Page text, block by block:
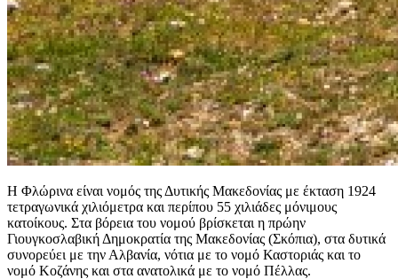
Η Φλώρινα είναι νομός της Δυτικής Μακεδονίας με έκταση 1924
τετραγωνικά χιλιόμετρα και περίπου 55 χιλιάδες μόνιμους
κατοίκους. Στα βόρεια του νομού βρίσκεται η πρώην
Γιουγκοσλαβική Δημοκρατία της Μακεδονίας (Σκόπια), στα δυτικά
συνορεύει με την Αλβανία, νότια με το νομό Καστοριάς και το
νομό Κοζάνης και στα ανατολικά με το νομό Πέλλας.